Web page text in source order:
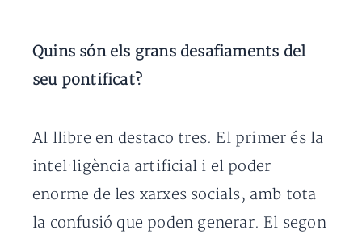
Quins són els grans desafiaments del
seu pontificat?
Al llibre en destaco tres. El primer és la
intel·ligència artificial i el poder
enorme de les xarxes socials, amb tota
la confusió que poden generar. El segon